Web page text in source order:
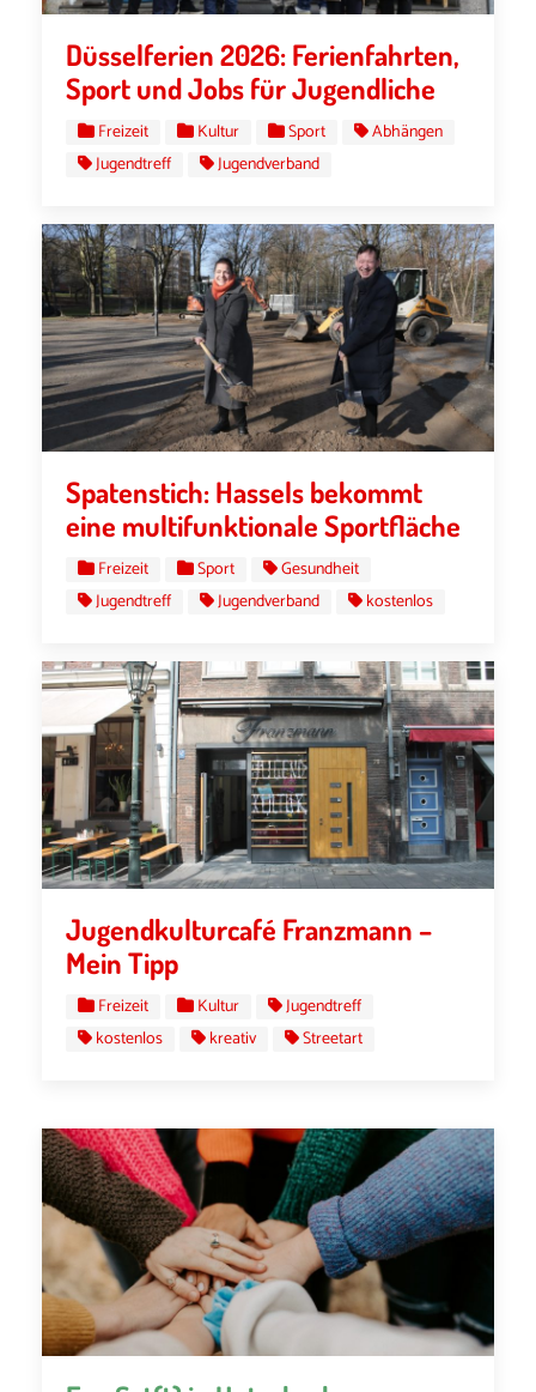
Düsselferien 2026: Ferienfahrten,
Sport und Jobs für Jugendliche
Freizeit Kultur Sport
Abhängen
Jugendtreff
Jugendverband
Spatenstich: Hassels bekommt
eine multifunktionale Sportfläche
Freizeit Sport
Gesundheit
Jugendtreff
Jugendverband kostenlos
Jugendkulturcafé Franzmann –
Mein Tipp
Freizeit Kultur
Jugendtreff
kostenlos
kreativ Streetart